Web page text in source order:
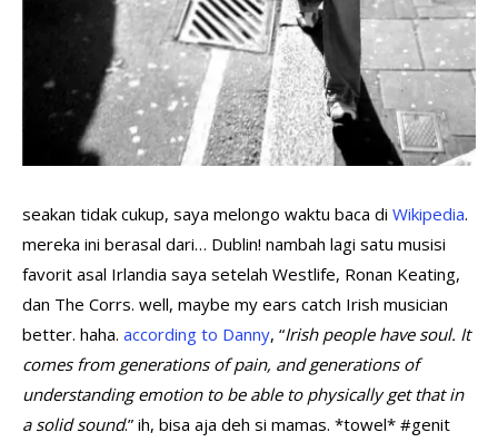
seakan tidak cukup, saya melongo waktu baca di Wikipedia.
mereka ini berasal dari… Dublin! nambah lagi satu musisi
favorit asal Irlandia saya setelah Westlife, Ronan Keating,
dan The Corrs. well, maybe my ears catch Irish musician
better. haha. according to Danny, “Irish people have soul. It
comes from generations of pain, and generations of
understanding emotion to be able to physically get that in
a solid sound.” ih, bisa aja deh si mamas. *towel* #genit